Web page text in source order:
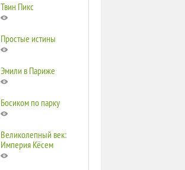
Твин Пикс
Простые истины
Эмили в Париже
Босиком по парку
Великолепный век:
Империя Кёсем